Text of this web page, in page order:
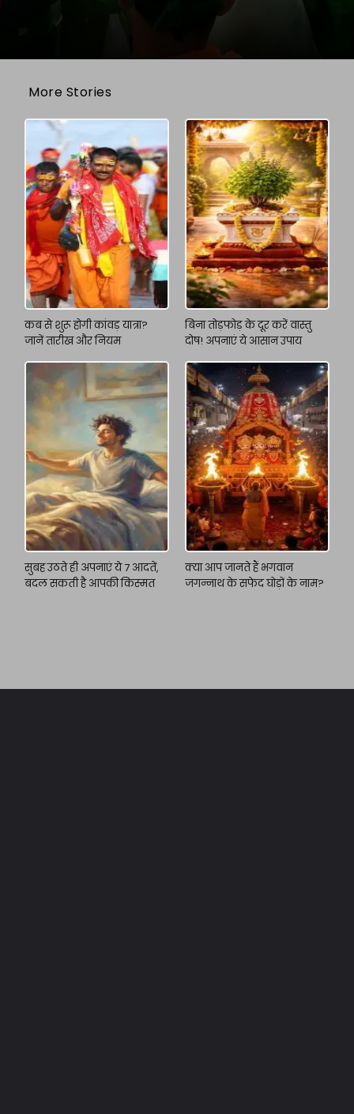
More Stories
कब से शुरू होगी कांवड़ यात्रा?
जानें तारीख और नियम
बिना तोड़फोड़ के दूर करें वास्तु
दोष! अपनाएं ये आसान उपाय
सुबह उठते ही अपनाएं ये 7 आदतें,
बदल सकती है आपकी किस्मत
क्या आप जानते हैं भगवान
जगन्नाथ के सफेद घोड़ों के नाम?